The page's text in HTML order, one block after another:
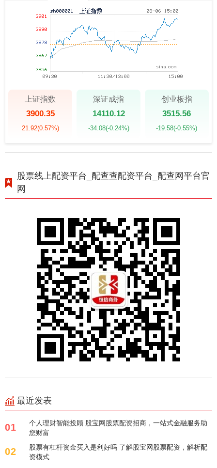
上证指数
3900.35
21.92(0.57%)
深证成指
14110.12
-34.08(-0.24%)
创业板指
3515.56
-19.58(-0.55%)
股票线上配资平台_配查查配资平台_配查网平台官
网
最近发表
01
个人理财智能投顾 股宝网股票配资招商，一站式金融服务助
您财富
02
股票有杠杆资金买入是利好吗 了解股宝网股票配资，解析配
资模式